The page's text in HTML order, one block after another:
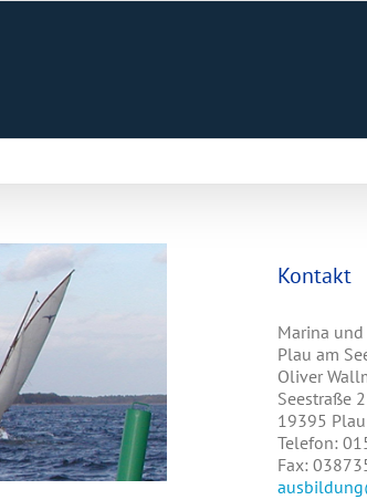
Kontakt
Marina
Plau am
Oliver
Seestraße
19395
Telefon:
Fax: